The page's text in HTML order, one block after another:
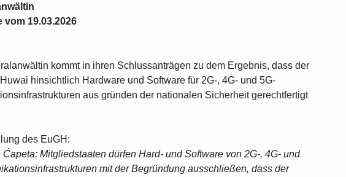
19.03.2026
kommt in ihren Schlussanträgen zu dem Ergebnis, dass der
hinsichtlich Hardware und Software für 2G-, 4G- und 5G-
aus gründen der nationalen Sicherheit gerechtfertigt
des EuGH:
Mitgliedstaaten dürfen Hard- und Software von 2G-, 4G- und
mit der Begründung ausschließen, dass der